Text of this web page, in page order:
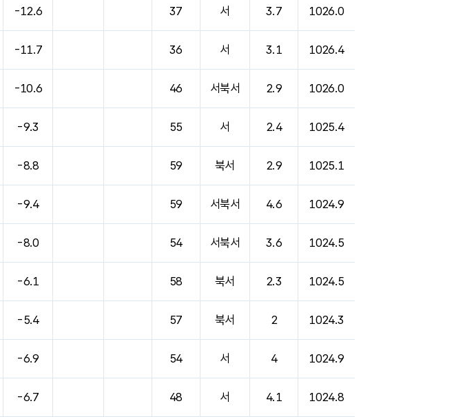
-12.6 37 서 3.7 1026.0
-11.7 36 서 3.1 1026.4
-10.6 46 서북서 2.9 1026.0
-9.3 55 서 2.4 1025.4
-8.8 59 북서 2.9 1025.1
-9.4 59 서북서 4.6 1024.9
-8.0 54 서북서 3.6 1024.5
-6.1 58 북서 2.3 1024.5
-5.4 57 북서 2 1024.3
-6.9 54 서 4 1024.9
-6.7 48 서 4.1 1024.8